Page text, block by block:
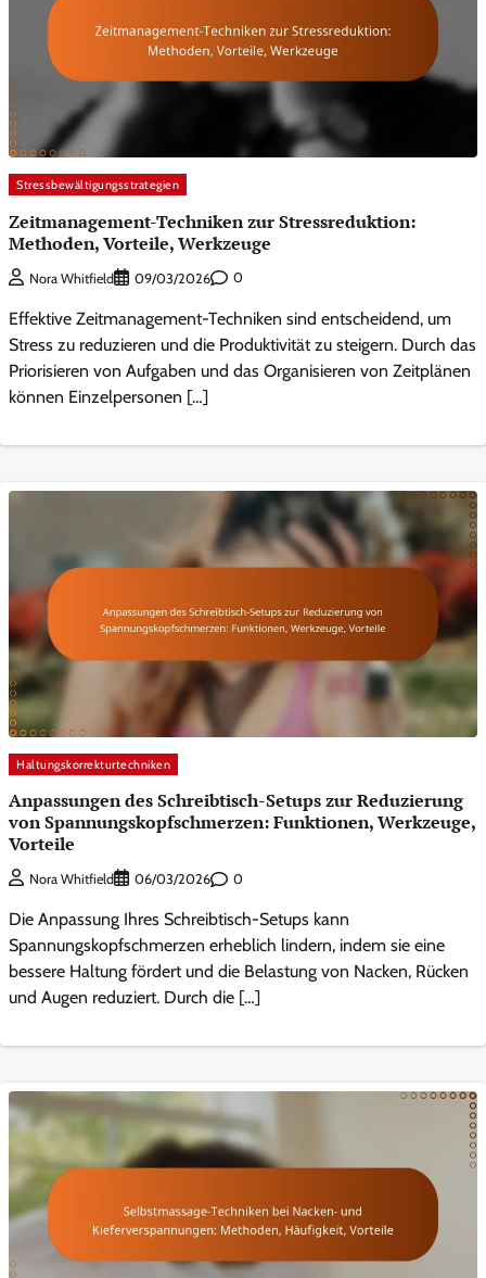
Stressbewältigungsstrategien
Zeitmanagement-Techniken zur Stressreduktion:
Methoden, Vorteile, Werkzeuge
Nora Whitfield 09/03/2026 0
Effektive Zeitmanagement-Techniken sind entscheidend, um
Stress zu reduzieren und die Produktivität zu steigern. Durch das
Priorisieren von Aufgaben und das Organisieren von Zeitplänen
können Einzelpersonen […]
Haltungskorrekturtechniken
Anpassungen des Schreibtisch-Setups zur Reduzierung
von Spannungskopfschmerzen: Funktionen, Werkzeuge,
Vorteile
Nora Whitfield 06/03/2026 0
Die Anpassung Ihres Schreibtisch-Setups kann
Spannungskopfschmerzen erheblich lindern, indem sie eine
bessere Haltung fördert und die Belastung von Nacken, Rücken
und Augen reduziert. Durch die […]